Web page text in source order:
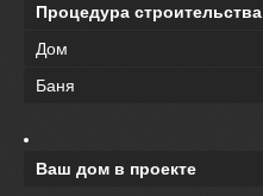
Процедура строительства
Дом
Баня
Ваш дом в проекте